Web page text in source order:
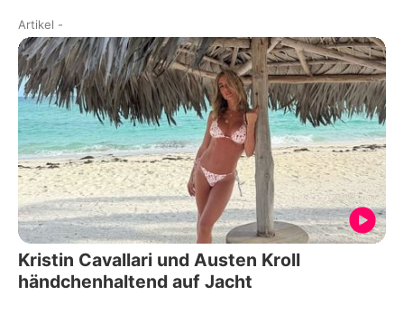
Artikel -
Kristin Cavallari und Austen Kroll
händchenhaltend auf Jacht